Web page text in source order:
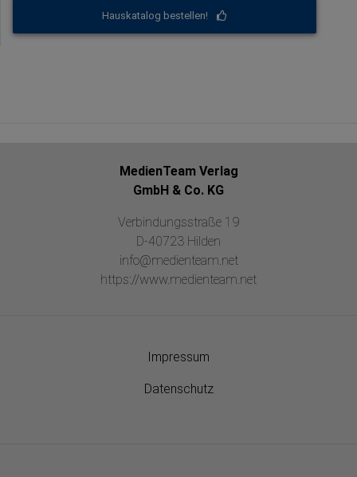
Hauskatalog bestellen!
MedienTeam Verlag
GmbH & Co. KG
Verbindungsstraße 19
D-40723 Hilden
info@medienteam.net
https://www.medienteam.net
Impressum
Datenschutz